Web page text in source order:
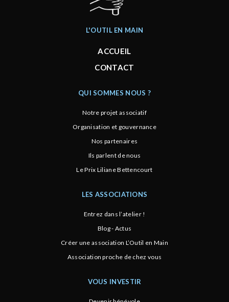
L'OUTIL EN MAIN
ACCUEIL
CONTACT
QUI SOMMES NOUS ?
Notre projet associatif
Organisation et gouvernance
Nos partenaires
Ils parlent de nous
Le Prix Liliane Bettencourt
LES ASSOCIATIONS
Entrez dans l’atelier !
Blog - Actus
Créer une association L’Outil en Main
Association proche de chez vous
VOUS INVESTIR